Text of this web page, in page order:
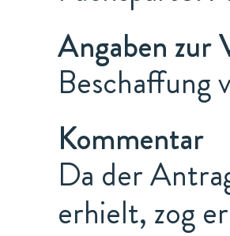
Angaben zur
Beschaffung
Kommentar
Da der
erhielt, zog